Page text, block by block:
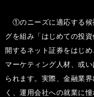
①のニーズに適応する候
グを組み「はじめての投
開するネット証券をはじ
マーケティング人材、或
られます。実際、金融業
く、運用会社への就業に